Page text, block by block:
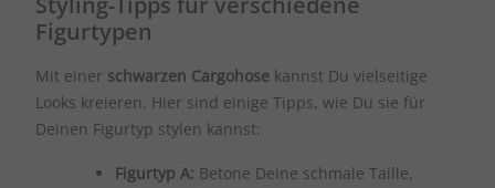
Figurtypen
Mit einer schwarzen Cargohose kannst Du vielseitige
Looks kreieren. Hier sind einige Tipps, wie Du sie für
Deinen Figurtyp stylen kannst:
Figurtyp A: Betone Deine schmale Taille,